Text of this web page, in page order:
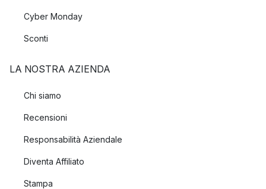
Cyber Monday
Sconti
LA NOSTRA AZIENDA
Chi siamo
Recensioni
Responsabilità Aziendale
Diventa Affiliato
Stampa